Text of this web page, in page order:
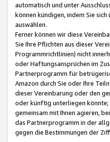
automatisch und unter
können kündigen, indem Sie
auswählen.
Ferner können wir diese
Sie Ihre Pflichten aus dieser
Programmrichtlinien) nicht
oder Haftungsansprüchen im
Partnerprogramm für
Amazon durch Sie oder Ihre
dieser Vereinbarung oder den
oder künftig unterliegen könnte;
gemeinsam mit Ihnen agieren,
das Partnerprogramm in der
gegen die Bestimmungen der